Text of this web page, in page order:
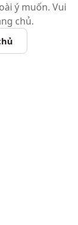
ý muốn. Vui
chủ.